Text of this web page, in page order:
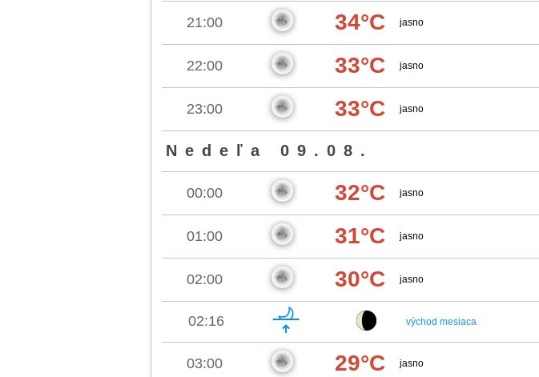
21:00 34°C jasno
22:00 33°C jasno
23:00 33°C jasno
Nedeľa 09.08.
00:00 32°C jasno
01:00 31°C jasno
02:00 30°C jasno
02:16 východ mesiaca
03:00 29°C jasno